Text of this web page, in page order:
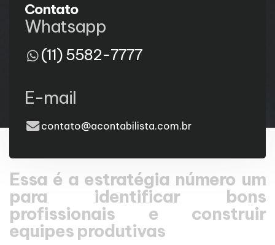
Contato
Whatsapp
(11) 5582-7777
E-mail
contato@acontabilista.com.br
Essa é a estratégia número um
para identificar bons
profissionais e construir
equipes produtivas